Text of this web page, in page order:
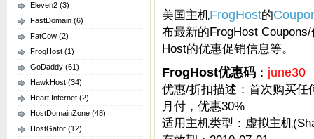
Eleven2 (3)
FastDomain (6)
FatCow (2)
FrogHost (1)
GoDaddy (61)
HawkHost (34)
Heart Internet (2)
HostDomainZone (48)
HostGator (12)
美国主机FrogHost的
布最新的FrogHost
Host的优惠促销信息等。
FrogHost优惠码 ： june30
优惠/折扣描述：首次购买任
月付，优惠30%
适用主机类型：虚拟主机